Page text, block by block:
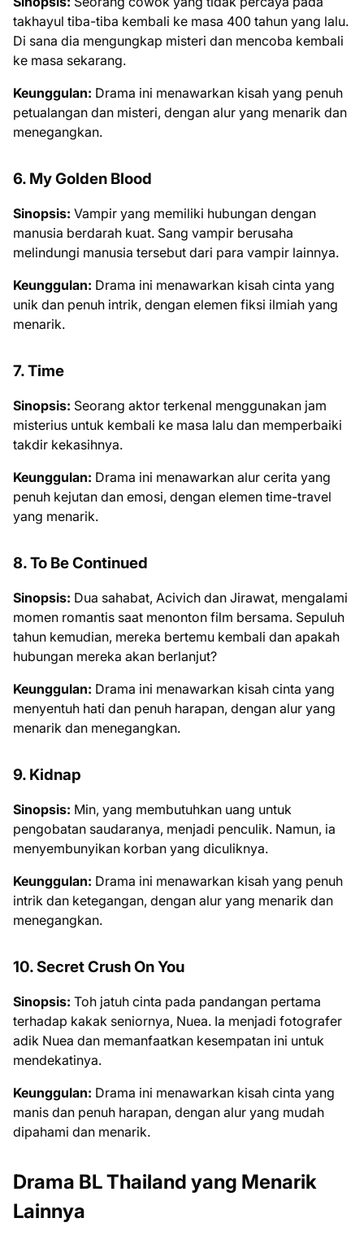
takhayul tiba-tiba kembali ke masa 400 tahun yang lalu.
Di sana dia mengungkap misteri dan mencoba kembali
ke masa sekarang.
Keunggulan: Drama ini menawarkan kisah yang penuh
petualangan dan misteri, dengan alur yang menarik dan
menegangkan.
6. My Golden Blood
Sinopsis: Vampir yang memiliki hubungan dengan
manusia berdarah kuat. Sang vampir berusaha
melindungi manusia tersebut dari para vampir lainnya.
Keunggulan: Drama ini menawarkan kisah cinta yang
unik dan penuh intrik, dengan elemen fiksi ilmiah yang
menarik.
7. Time
Sinopsis: Seorang aktor terkenal menggunakan jam
misterius untuk kembali ke masa lalu dan memperbaiki
takdir kekasihnya.
Keunggulan: Drama ini menawarkan alur cerita yang
penuh kejutan dan emosi, dengan elemen time-travel
yang menarik.
8. To Be Continued
Sinopsis: Dua sahabat, Acivich dan Jirawat, mengalami
momen romantis saat menonton film bersama. Sepuluh
tahun kemudian, mereka bertemu kembali dan apakah
hubungan mereka akan berlanjut?
Keunggulan: Drama ini menawarkan kisah cinta yang
menyentuh hati dan penuh harapan, dengan alur yang
menarik dan menegangkan.
9. Kidnap
Sinopsis: Min, yang membutuhkan uang untuk
pengobatan saudaranya, menjadi penculik. Namun, ia
menyembunyikan korban yang diculiknya.
Keunggulan: Drama ini menawarkan kisah yang penuh
intrik dan ketegangan, dengan alur yang menarik dan
menegangkan.
10. Secret Crush On You
Sinopsis: Toh jatuh cinta pada pandangan pertama
terhadap kakak seniornya, Nuea. Ia menjadi fotografer
adik Nuea dan memanfaatkan kesempatan ini untuk
mendekatinya.
Keunggulan: Drama ini menawarkan kisah cinta yang
manis dan penuh harapan, dengan alur yang mudah
dipahami dan menarik.
Drama BL Thailand yang Menarik
Lainnya